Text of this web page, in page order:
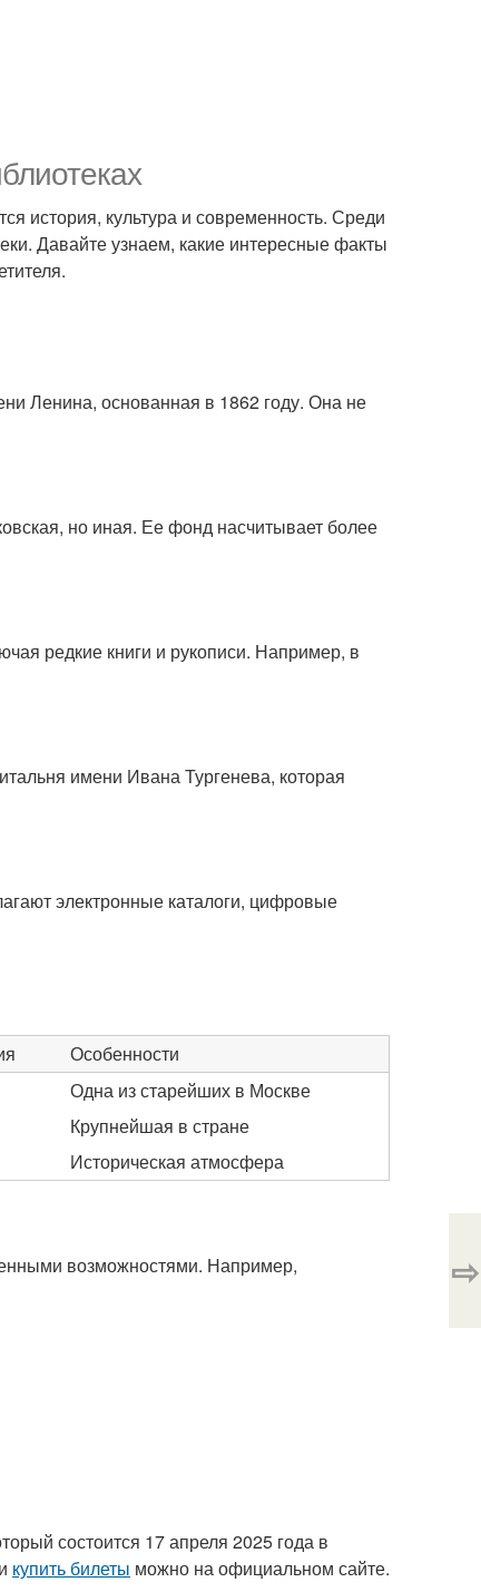
история, культура и современность. Среди
Давайте узнаем, какие интересные факты
Ленина, основанная в 1862 году. Она не
но иная. Ее фонд насчитывает более
редкие книги и рукописи. Например, в
имени Ивана Тургенева, которая
электронные каталоги, цифровые
Особенности
Одна из старейших в Москве
Крупнейшая в стране
Историческая атмосфера
возможностями. Например,
состоится 17 апреля 2025 года в
купить билеты можно на официальном сайте.
⇨